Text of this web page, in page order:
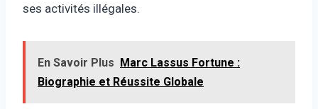
ses activités illégales.
En Savoir Plus Marc Lassus Fortune :
Biographie et Réussite Globale